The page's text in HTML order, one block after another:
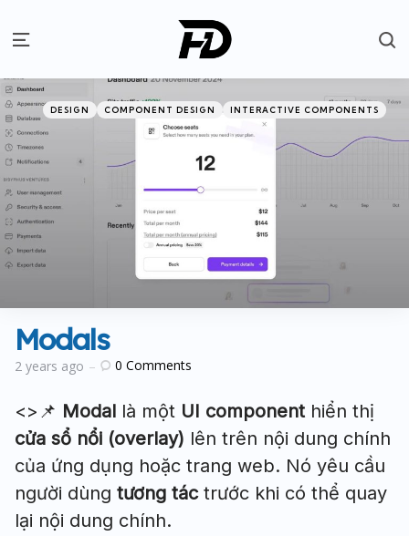
Menu
Categories
Posted
in
DESIGN COMPONENT DESIGN INTERACTIVE COMPONENTS
Modals
2 years ago 0 Comments
<>📌 Modal là một UI component hiển thị
cửa sổ nổi (overlay) lên trên nội dung chính
của ứng dụng hoặc trang web. Nó yêu cầu
người dùng tương táctrước khi có thể quay
lại nội dung chính.